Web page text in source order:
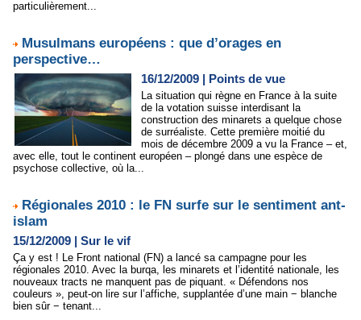
particulièrement...
Musulmans européens : que d’orages en
perspective…
16/12/2009 | Points de vue
La situation qui règne en France à la suite
de la votation suisse interdisant la
construction des minarets a quelque chose
de surréaliste. Cette première moitié du
mois de décembre 2009 a vu la France – et,
avec elle, tout le continent européen – plongé dans une espèce de
psychose collective, où la...
Régionales 2010 : le FN surfe sur le sentiment ant-
islam
15/12/2009 | Sur le vif
Ça y est ! Le Front national (FN) a lancé sa campagne pour les
régionales 2010. Avec la burqa, les minarets et l’identité nationale, les
nouveaux tracts ne manquent pas de piquant. « Défendons nos
couleurs », peut-on lire sur l’affiche, supplantée d’une main − blanche
bien sûr − tenant...